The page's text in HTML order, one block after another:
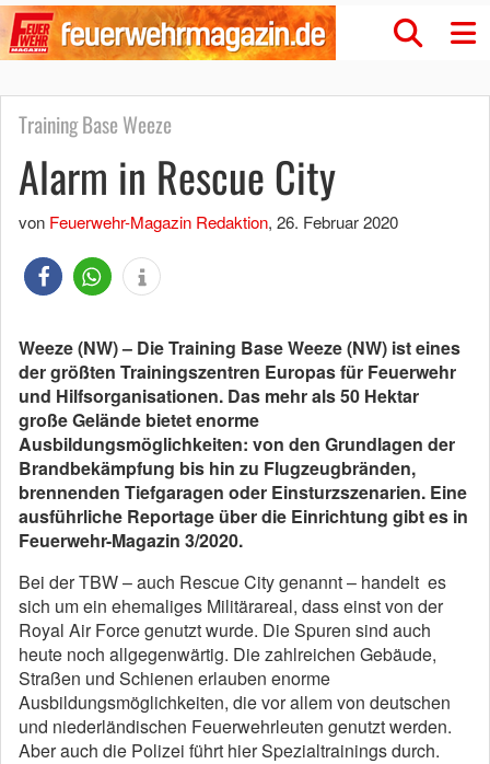
Training Base Weeze
Alarm in Rescue City
von Feuerwehr-Magazin Redaktion, 26. Februar 2020
Weeze (NW) – Die Training Base Weeze (NW) ist eines
der größten Trainingszentren Europas für Feuerwehr
und Hilfsorganisationen. Das mehr als 50 Hektar
große Gelände bietet enorme
Ausbildungsmöglichkeiten: von den Grundlagen der
Brandbekämpfung bis hin zu Flugzeugbränden,
brennenden Tiefgaragen oder Einsturzszenarien. Eine
ausführliche Reportage über die Einrichtung gibt es in
Feuerwehr-Magazin 3/2020.
Bei der TBW – auch Rescue City genannt – handelt es
sich um ein ehemaliges Militärareal, dass einst von der
Royal Air Force genutzt wurde. Die Spuren sind auch
heute noch allgegenwärtig. Die zahlreichen Gebäude,
Straßen und Schienen erlauben enorme
Ausbildungsmöglichkeiten, die vor allem von deutschen
und niederländischen Feuerwehrleuten genutzt werden.
Aber auch die Polizei führt hier Spezialtrainings durch.